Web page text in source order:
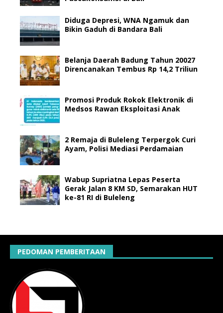
Diduga Depresi, WNA Ngamuk dan
Bikin Gaduh di Bandara Bali
Belanja Daerah Badung Tahun 20027
Direncanakan Tembus Rp 14,2 Triliun
Promosi Produk Rokok Elektronik di
Medsos Rawan Eksploitasi Anak
2 Remaja di Buleleng Terpergok Curi
Ayam, Polisi Mediasi Perdamaian
Wabup Supriatna Lepas Peserta
Gerak Jalan 8 KM SD, Semarakan HUT
ke-81 RI di Buleleng
PEDOMAN PEMBERITAAN